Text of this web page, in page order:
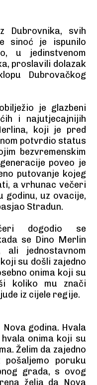
Dubrovnika, svih
sinoć je ispunilo
u jedinstvenom
proslavili dolazak
Dubrovačkog
je glazbeni
i najutjecajnijih
koji je pred
potvrdio status
bezvremenskim
poveo je
putovanje kojeg
a vrhunac večeri
godinu, uz ovacije,
Stradun.
dogodio se
se Dino Merlin
ali jednostavnom
su došli zajedno
onima koji su
koliko mu znači
iz cijele regije.
godina. Hvala
onima koji su
Želim da zajedno
poruku
grada, s ovog
želja da Nova